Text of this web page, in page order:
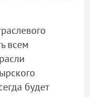
всем
будет